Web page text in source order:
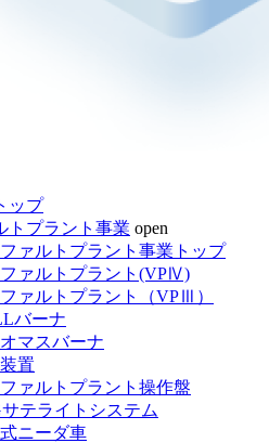
ップ
トプラント事業 open
ァルトプラント事業トップ
ァルトプラント(VPⅣ)
ァルトプラント（VPⅢ）
バーナ
マスバーナ
置
ァルトプラント操作盤
テライトシステム
ニーダ車